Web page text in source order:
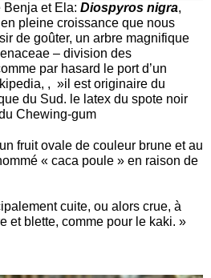
Benja et Ela: Diospyros nigra,
pleine croissance que nous
de goûter, un arbre magnifique
– division des
par hasard le port d’un
, »il est originaire du
du Sud. le latex du spote noir
Chewing-gum
fruit ovale de couleur brune et au
« caca poule » en raison de
cuite, ou alors crue, à
et blette, comme pour le kaki. »